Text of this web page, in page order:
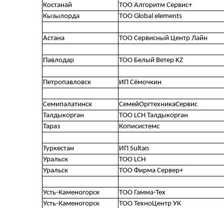
Костанай
ТОО Алгоритм Сервис+
Кызылорда
ТОО Global elements
Астана ТОО Сервисный Центр Лайн
Павлодар ТОО Белый Ветер KZ
Петропавловск ИП Сёмочкин
Семипалатинск
СемейОргтехникаСервис
Талдыкорган
ТОО LCH Талдыкорган
Тараз
Кописистемс
Туркестан
ИП Sultan
Уральск
ТОО LCH
Уральск
ТОО Фирма Сервер+
Усть-Каменогорск
ТОО Гамма-Тех
Усть-Каменогорск
ТОО ТехноЦентр УК